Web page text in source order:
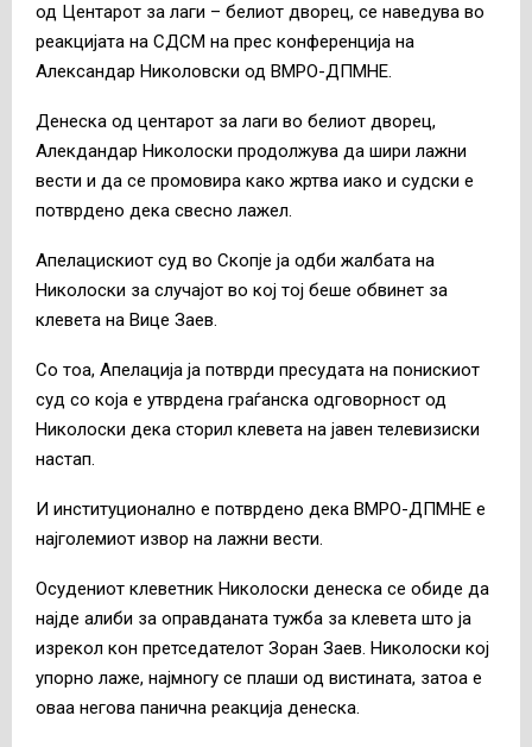
од Центарот за лаги – белиот дворец, се наведува во
реакцијата на СДСМ на прес конференција на
Александар Николовски од ВМРО-ДПМНЕ.
Денеска од центарот за лаги во белиот дворец,
Алекдандар Николоски продолжува да шири лажни
вести и да се промовира како жртва иако и судски е
потврдено дека свесно лажел.
Апелацискиот суд во Скопје ја одби жалбата на
Николоски за случајот во кој тој беше обвинет за
клевета на Вице Заев.
Со тоа, Апелација ја потврди пресудата на понискиот
суд со која е утврденa граѓанска одговорност од
Николоски дека сторил клевета на јавен телевизиски
настап.
И институционално е потврдено дека ВМРО-ДПМНЕ е
најголемиот извор на лажни вести.
Осудениот клеветник Николоски денеска се обиде да
најде алиби за оправданата тужба за клевета што ја
изрекол кон претседателот Зоран Заев. Николоски кој
упорно лаже, најмногу се плаши од вистината, затоа е
оваа негова панична реакција денеска.